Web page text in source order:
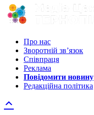
Про нас
Зворотній зв’язок
Співпраця
Реклама
Повідомити новину
Редакційна політика